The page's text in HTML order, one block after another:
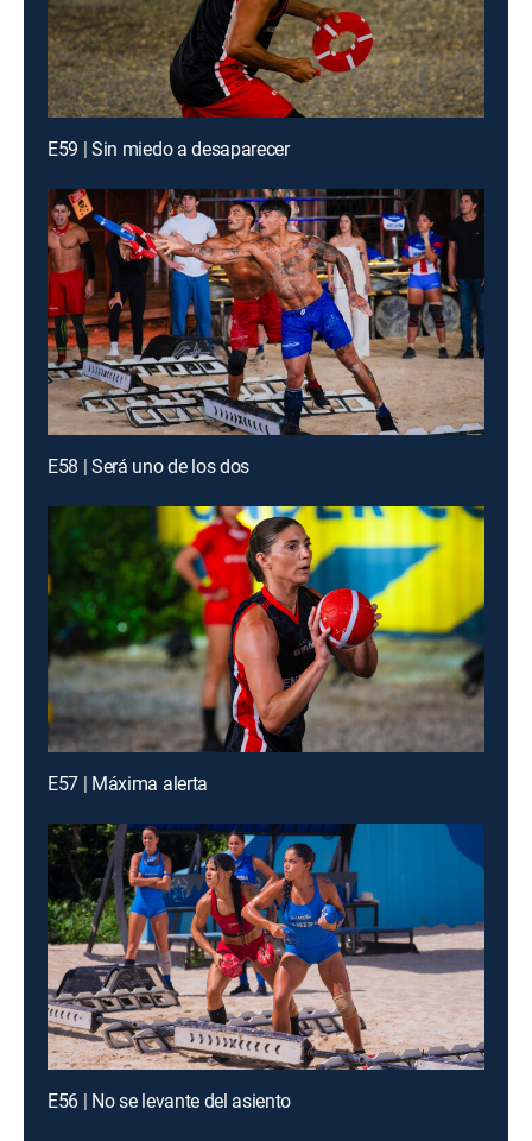
E59 | Sin miedo a desaparecer
E58 | Será uno de los dos
E57 | Máxima alerta
E56 | No se levante del asiento